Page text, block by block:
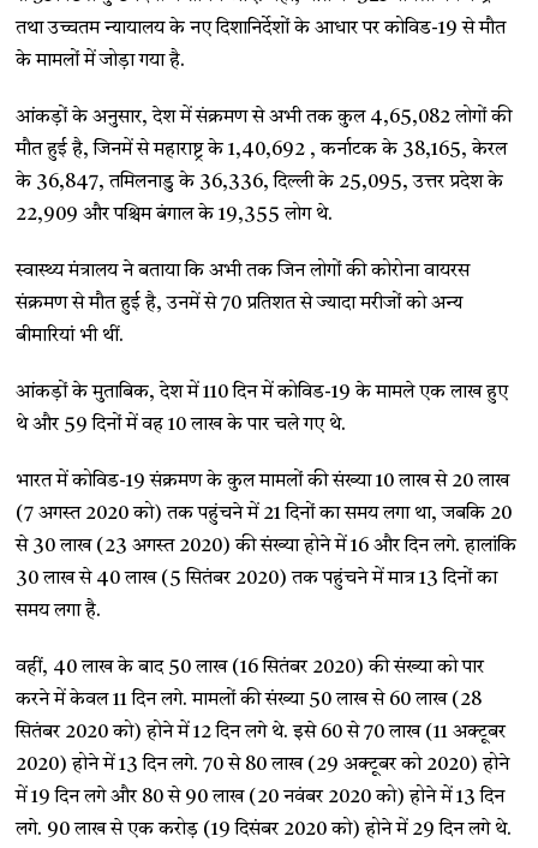
तथा उच्चतम न्यायालय के नए दिशानिर्देशों के आधार पर कोविड-19 से मौत
के मामलों में जोड़ा गया है.
आंकड़ों के अनुसार, देश में संक्रमण से अभी तक कुल 4,65,082 लोगों की
मौत हुई है, जिनमें से महाराष्ट्र के 1,40,692 , कर्नाटक के 38,165, केरल
के 36,847, तमिलनाडु के 36,336, दिल्ली के 25,095, उत्तर प्रदेश के
22,909 और पश्चिम बंगाल के 19,355 लोग थे.
स्वास्थ्य मंत्रालय ने बताया कि अभी तक जिन लोगों की कोरोना वायरस
संक्रमण से मौत हुई है, उनमें से 70 प्रतिशत से ज्यादा मरीजों को अन्य
बीमारियां भी थीं.
आंकड़ों के मुताबिक, देश में 110 दिन में कोविड-19 के मामले एक लाख हुए
थे और 59 दिनों में वह 10 लाख के पार चले गए थे.
भारत में कोविड-19 संक्रमण के कुल मामलों की संख्या 10 लाख से 20 लाख
(7 अगस्त 2020 को) तक पहुंचने में 21 दिनों का समय लगा था, जबकि 20
से 30 लाख (23 अगस्त 2020) की संख्या होने में 16 और दिन लगे. हालांकि
30 लाख से 40 लाख (5 सितंबर 2020) तक पहुंचने में मात्र 13 दिनों का
समय लगा है.
वहीं, 40 लाख के बाद 50 लाख (16 सितंबर 2020) की संख्या को पार
करने में केवल 11 दिन लगे. मामलों की संख्या 50 लाख से 60 लाख (28
सितंबर 2020 को) होने में 12 दिन लगे थे. इसे 60 से 70 लाख (11 अक्टूबर
2020) होने में 13 दिन लगे. 70 से 80 लाख (29 अक्टूबर को 2020) होने
में 19 दिन लगे और 80 से 90 लाख (20 नवंबर 2020 को) होने में 13 दिन
लगे. 90 लाख से एक करोड़ (19 दिसंबर 2020 को) होने में 29 दिन लगे थे.